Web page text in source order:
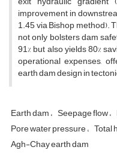
improvement in
1.45 via Bishop method).
not only bolsters dam
91% but also yields 80%
operational expenses,
earth dam design in
Earth dam Seepage flow
Pore water pressure Total
Agh-Chay earth dam